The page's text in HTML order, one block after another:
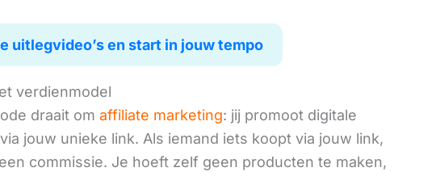
uitlegvideo’s en start in jouw tempo
verdienmodel
draait om affiliate marketing: jij promoot digitale
jouw unieke link. Als iemand iets koopt via jouw link,
commissie. Je hoeft zelf geen producten te maken,